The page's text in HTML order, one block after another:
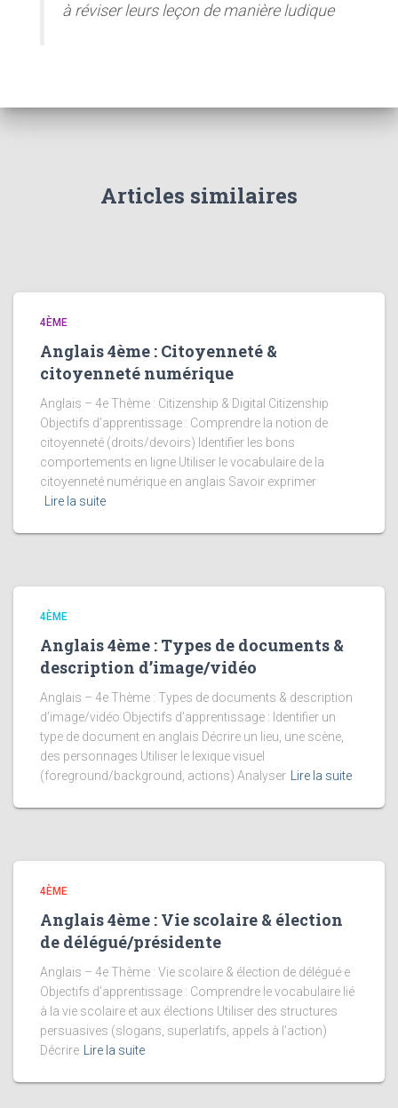
à réviser leurs leçon de manière ludique
Articles similaires
4ÈME
Anglais 4ème : Citoyenneté &
citoyenneté numérique
Anglais – 4e Thème : Citizenship & Digital Citizenship
Objectifs d’apprentissage : Comprendre la notion de
citoyenneté (droits/devoirs) Identifier les bons
comportements en ligne Utiliser le vocabulaire de la
citoyenneté numérique en anglais Savoir exprimer
Lire la suite
4ÈME
Anglais 4ème : Types de documents &
description d’image/vidéo
Anglais – 4e Thème : Types de documents & description
d’image/vidéo Objectifs d’apprentissage : Identifier un
type de document en anglais Décrire un lieu, une scène,
des personnages Utiliser le lexique visuel
(foreground/background, actions) Analyser Lire la suite
4ÈME
Anglais 4ème : Vie scolaire & élection
de délégué/présidente
Anglais – 4e Thème : Vie scolaire & élection de délégué·e
Objectifs d’apprentissage : Comprendre le vocabulaire lié
à la vie scolaire et aux élections Utiliser des structures
persuasives (slogans, superlatifs, appels à l’action)
Décrire Lire la suite